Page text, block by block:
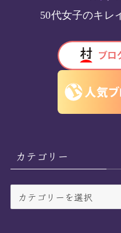
50代女子のキレ
カテゴリー
テ